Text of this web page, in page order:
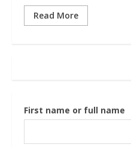
Read More
First name or full name